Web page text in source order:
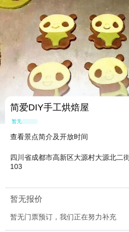
简爱DIY手工烘焙屋
暂无点评
查看景点简介及开放时间
四川省成都市高新区大源村大源北二
103
暂无报价
暂无门票预订，我们正在努力补充
